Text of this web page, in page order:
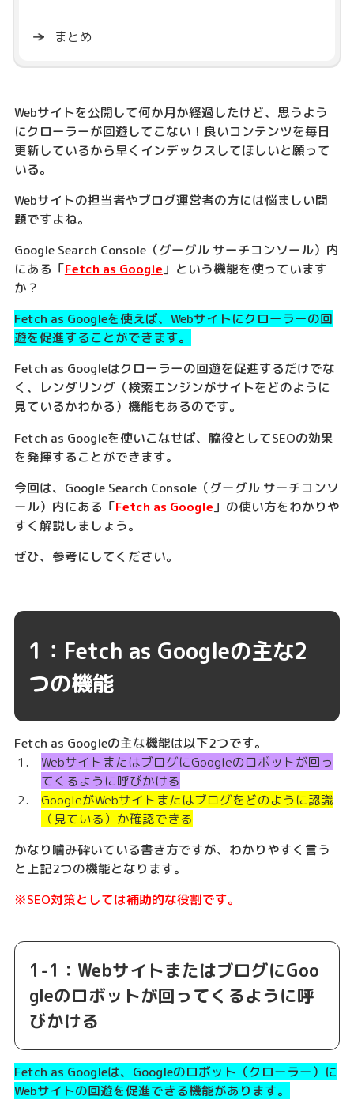
まとめ
Webサイトを公開して何か月か経過したけど、思うよう
にクローラーが回遊してこない！良いコンテンツを毎日
更新しているから早くインデックスしてほしいと願って
いる。
Webサイトの担当者やブログ運営者の方には悩ましい問
題ですよね。
Google Search Console（グーグル サーチコンソール）内
にある「Fetch as Google 」という機能を使っています
か？
Fetch as Googleを使えば、Webサイトにクローラーの回
遊を促進することができます。
Fetch as Googleはクローラーの回遊を促進するだけでな
く、レンダリング（検索エンジンがサイトをどのように
見ているかわかる）機能もあるのです。
Fetch as Googleを使いこなせば、脇役としてSEOの効果
を発揮することができます。
今回は、Google Search Console（グーグル サーチコンソ
ール）内にある「Fetch as Google 」の使い方をわかりや
すく解説しましょう。
ぜひ、参考にしてください。
1：Fetch as Googleの主な2
つの機能
Fetch as Googleの主な機能は以下2つです。
WebサイトまたはブログにGoogleのロボットが回っ
てくるように呼びかける
GoogleがWebサイトまたはブログをどのように認識
（見ている）か確認できる
かなり噛み砕いている書き方ですが、わかりやすく言う
と上記2つの機能となります。
※SEO対策としては補助的な役割です。
1-1：WebサイトまたはブログにGoo
gleのロボットが回ってくるように呼
びかける
Fetch as Googleは、Googleのロボット（クローラー）に
Webサイトの回遊を促進できる機能があります。